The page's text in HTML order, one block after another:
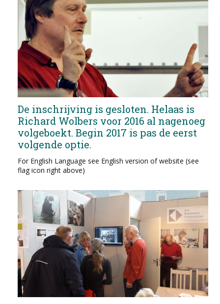
De inschrijving is gesloten. Helaas is
Richard Wolbers voor 2016 al nagenoeg
volgeboekt. Begin 2017 is pas de eerst
volgende optie.
For English Language see English version of website (see
flag icon right above)